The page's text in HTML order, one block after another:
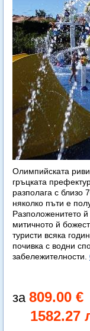
Олимпийската
гръцката
разполага с близо
няколко пъти е
Разположенитето
митичното й
туристи всяка
почивка с водни
забележителности.
809.00 €
1582.27